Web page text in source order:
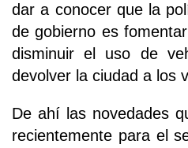
dar a conocer que la
de gobierno es
disminuir el uso de
devolver la ciudad a los
De ahí las novedades
recientemente para el